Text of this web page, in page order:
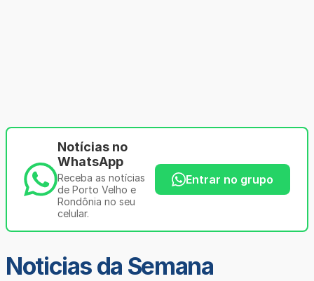
Notícias no
WhatsApp
Receba as notícias
de Porto Velho e
Rondônia no seu
celular.
Entrar no grupo
Noticias da Semana